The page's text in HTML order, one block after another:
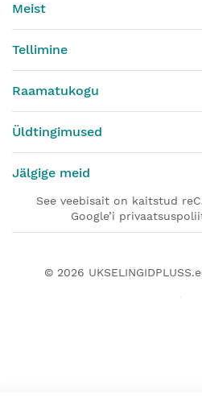
Meist
Tellimine
Raamatukogu
Üldtingimused
Jälgige meid
See veebisait on kaitstud
Google’i
© 2026